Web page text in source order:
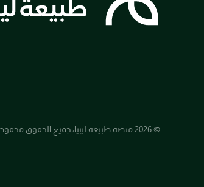
© 2026 منصة طبيعة ليبيا، جميع الحقوق محفوظة.